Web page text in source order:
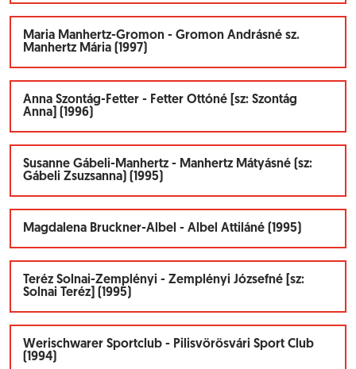
Maria Manhertz-Gromon - Gromon Andrásné sz.
Manhertz Mária (1997)
Anna Szontág-Fetter - Fetter Ottóné [sz: Szontág
Anna] (1996)
Susanne Gábeli-Manhertz - Manhertz Mátyásné (sz:
Gábeli Zsuzsanna) (1995)
Magdalena Bruckner-Albel - Albel Attiláné (1995)
Teréz Solnai-Zemplényi - Zemplényi Józsefné [sz:
Solnai Teréz] (1995)
Werischwarer Sportclub - Pilisvörösvári Sport Club
(1994)